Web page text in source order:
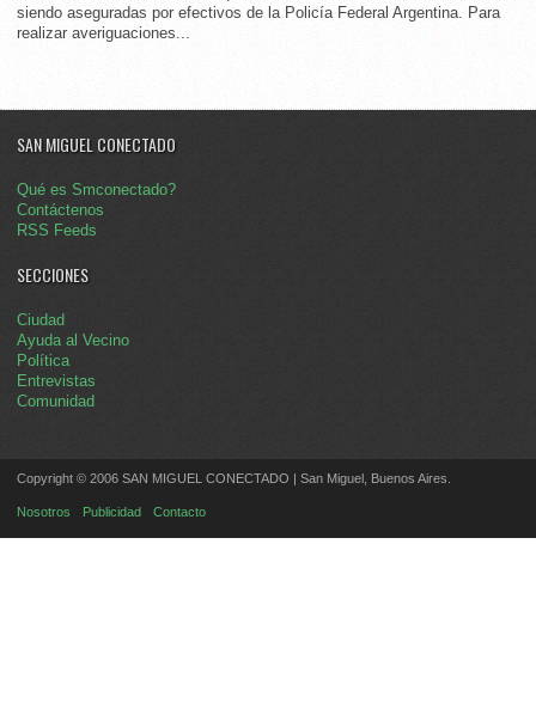
siendo aseguradas por efectivos de la Policía Federal Argentina. Para
realizar averiguaciones...
SAN MIGUEL CONECTADO
Qué es Smconectado?
Contáctenos
RSS Feeds
SECCIONES
Ciudad
Ayuda al Vecino
Política
Entrevistas
Comunidad
Copyright © 2006 SAN MIGUEL CONECTADO | San Miguel, Buenos Aires.
Nosotros Publicidad Contacto